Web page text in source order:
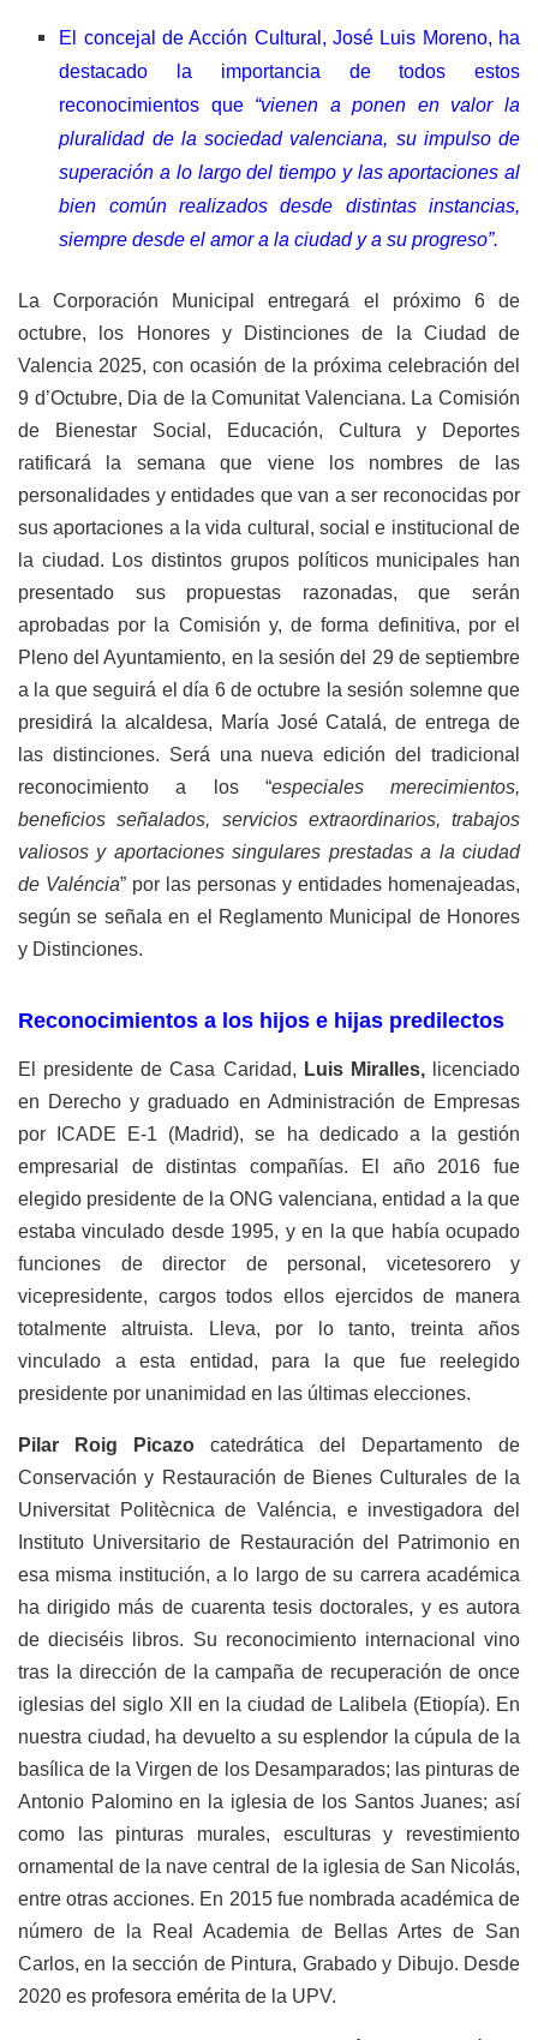
El concejal de Acción Cultural, José Luis Moreno, ha
destacado la importancia de todos estos
reconocimientos que“vienen a ponen en valor la
pluralidad de la sociedad valenciana, su impulso de
superación a lo largo del tiempo y las aportaciones al
bien común realizados desde distintas instancias,
siempre desde el amor a la ciudad y a su progreso”.
La Corporación Municipal entregará el próximo 6 de
octubre, los Honores y Distinciones de la Ciudad de
Valencia 2025, con ocasión de la próxima celebración del
9 d’Octubre, Dia de la Comunitat Valenciana. La Comisión
de Bienestar Social, Educación, Cultura y Deportes
ratificará la semana que viene los nombres de las
personalidades y entidades que van a ser reconocidas por
sus aportaciones a la vida cultural, social e institucional de
la ciudad. Los distintos grupos políticos municipales han
presentado sus propuestas razonadas, que serán
aprobadas por la Comisión y, de forma definitiva, por el
Pleno del Ayuntamiento, en la sesión del 29 de septiembre
a la que seguirá el día 6 de octubre la sesión solemne que
presidirá la alcaldesa, María José Catalá, de entrega de
las distinciones. Será una nueva edición del tradicional
reconocimiento a los “especiales merecimientos,
beneficios señalados, servicios extraordinarios, trabajos
valiosos y aportaciones singulares prestadas a la ciudad
de Valéncia” por las personas y entidades homenajeadas,
según se señala en el Reglamento Municipal de Honores
y Distinciones.
Reconocimientos a los hijos e hijas predilectos
El presidente de Casa Caridad, Luis Miralles,licenciado
en Derecho y graduado en Administración de Empresas
por ICADE E-1 (Madrid), se ha dedicado a la gestión
empresarial de distintas compañías. El año 2016 fue
elegido presidente de la ONG valenciana, entidad a la que
estaba vinculado desde 1995, y en la que había ocupado
funciones de director de personal, vicetesorero y
vicepresidente, cargos todos ellos ejercidos de manera
totalmente altruista. Lleva, por lo tanto, treinta años
vinculado a esta entidad, para la que fue reelegido
presidente por unanimidad en las últimas elecciones.
Pilar Roig Picazo catedrática del Departamento de
Conservación y Restauración de Bienes Culturales de la
Universitat Politècnica de Valéncia, e investigadora del
Instituto Universitario de Restauración del Patrimonio en
esa misma institución, a lo largo de su carrera académica
ha dirigido más de cuarenta tesis doctorales, y es autora
de dieciséis libros. Su reconocimiento internacional vino
tras la dirección de la campaña de recuperación de once
iglesias del siglo XII en la ciudad de Lalibela (Etiopía). En
nuestra ciudad, ha devuelto a su esplendor la cúpula de la
basílica de la Virgen de los Desamparados; las pinturas de
Antonio Palomino en la iglesia de los Santos Juanes; así
como las pinturas murales, esculturas y revestimiento
ornamental de la nave central de la iglesia de San Nicolás,
entre otras acciones. En 2015 fue nombrada académica de
número de la Real Academia de Bellas Artes de San
Carlos, en la sección de Pintura, Grabado y Dibujo. Desde
2020 es profesora emérita de la UPV.